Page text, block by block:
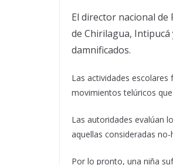
El director nacional
de Chirilagua, Intipucá
damnificados.
Las actividades escolares
movimientos telúricos
Las autoridades evalúan
aquellas consideradas
Por lo pronto, una niña